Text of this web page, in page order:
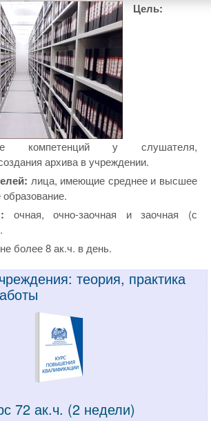
Цель:
компетенций у слушателя,
архива в учреждении.
лица, имеющие среднее и высшее
очная, очно-заочная и заочная (с
не более 8 ак.ч. в день.
теория, практика
72 ак.ч. (2 недели)